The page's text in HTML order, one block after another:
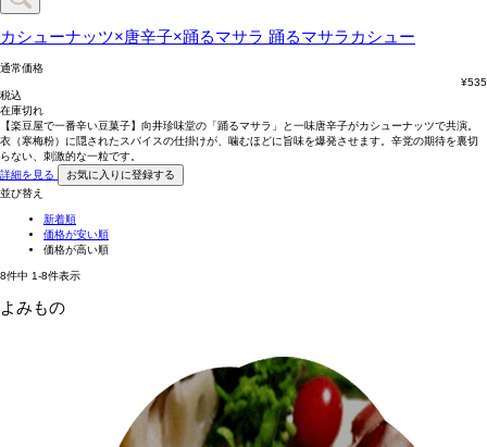
カシューナッツ×唐辛子×踊るマサラ 踊るマサラカシュー
通常価格
¥535
税込
在庫切れ
【楽豆屋で一番辛い豆菓子】向井珍味堂の「踊るマサラ」と一味唐辛子がカシューナッツで共演。
衣（寒梅粉）に隠されたスパイスの仕掛けが、噛むほどに旨味を爆発させます。辛党の期待を裏切
らない、刺激的な一粒です。
詳細を見る
お気に入りに登録する
並び替え
新着順
価格が安い順
価格が高い順
8件中 1-8件表示
よみもの